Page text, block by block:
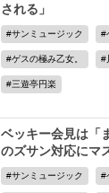
される」
サンミュージック
ゲスの極み乙女。
三遊亭円楽
ベッキー会見は
のズサン対応にマ
サンミュージック